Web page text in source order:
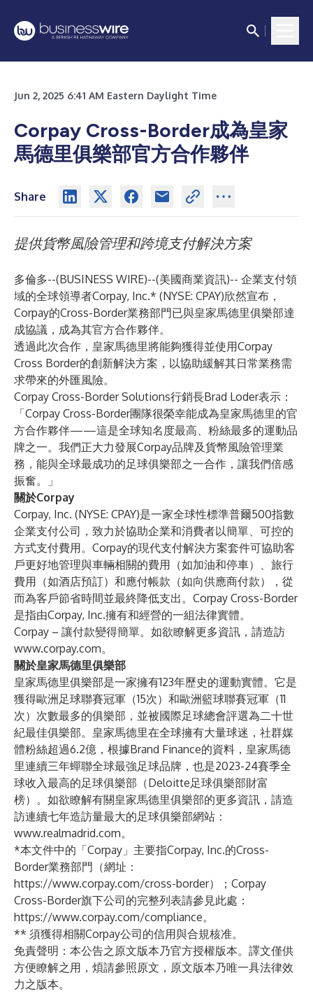
Jun 2, 2025 6:41 AM Eastern Daylight Time
Corpay Cross-Border成為皇家
馬德里俱樂部官方合作夥伴
Share
提供貨幣風險管理和跨境支付解決方案
多倫多--(BUSINESS WIRE)--(美國商業資訊)-- 企業支付領
域的全球領導者Corpay, Inc.* (NYSE: CPAY)欣然宣布，
Corpay的Cross-Border業務部門已與皇家馬德里俱樂部達
成協議，成為其官方合作夥伴。
透過此次合作，皇家馬德里將能夠獲得並使用Corpay
Cross Border的創新解決方案，以協助緩解其日常業務需
求帶來的外匯風險。
Corpay Cross-Border Solutions行銷長Brad Loder表示：
「Corpay Cross-Border團隊很榮幸能成為皇家馬德里的官
方合作夥伴——這是全球知名度最高、粉絲最多的運動品
牌之一。我們正大力發展Corpay品牌及貨幣風險管理業
務，能與全球最成功的足球俱樂部之一合作，讓我們倍感
振奮。」
關於Corpay
Corpay, Inc. (NYSE: CPAY)是一家全球性標準普爾500指數
企業支付公司，致力於協助企業和消費者以簡單、可控的
方式支付費用。Corpay的現代支付解決方案套件可協助客
戶更好地管理與車輛相關的費用（如加油和停車）、旅行
費用（如酒店預訂）和應付帳款（如向供應商付款），從
而為客戶節省時間並最終降低支出。Corpay Cross-Border
是指由Corpay, Inc.擁有和經營的一組法律實體。
Corpay – 讓付款變得簡單。如欲瞭解更多資訊，請造訪
www.corpay.com。
關於皇家馬德里俱樂部
皇家馬德里俱樂部是一家擁有123年歷史的運動實體。它是
獲得歐洲足球聯賽冠軍（15次）和歐洲籃球聯賽冠軍（11
次）次數最多的俱樂部，並被國際足球總會評選為二十世
紀最佳俱樂部。皇家馬德里在全球擁有大量球迷，社群媒
體粉絲超過6.2億，根據Brand Finance的資料，皇家馬德
里連續三年蟬聯全球最強足球品牌，也是2023-24賽季全
球收入最高的足球俱樂部（Deloitte足球俱樂部財富
榜）。如欲瞭解有關皇家馬德里俱樂部的更多資訊，請造
訪連續七年造訪量最大的足球俱樂部網站：
www.realmadrid.com。
*本文件中的「Corpay」主要指Corpay, Inc.的Cross-
Border業務部門（網址：
https://www.corpay.com/cross-border）；Corpay
Cross-Border旗下公司的完整列表請參見此處：
https://www.corpay.com/compliance。
** 須獲得相關Corpay公司的信用與合規核准。
免責聲明：本公告之原文版本乃官方授權版本。譯文僅供
方便瞭解之用，煩請參照原文，原文版本乃唯一具法律效
力之版本。